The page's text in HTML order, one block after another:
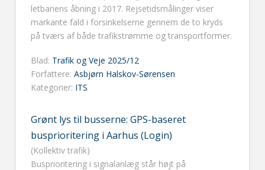
letbanens åbning i 2017. Rejsetidsmålinger viser
markante fald i forsinkelserne gennem de to kryds
på tværs af både trafikstrømme og transportformer.
Blad: Trafik og Veje 2025/12
Forfattere: Asbjørn Halskov-Sørensen
Kategorier: ITS
Grønt lys til busserne: GPS-baseret
busprioritering i Aarhus (Login)
(Kollektiv trafik)
Busprioritering i signalanlæg står højt på